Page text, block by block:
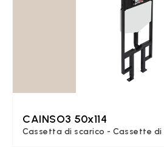
CAINSO3 50x114
Cassetta di scarico - Cassette di